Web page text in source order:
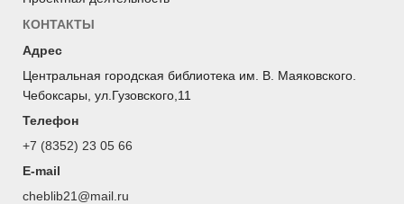
КОНТАКТЫ
Адрес
Центральная городская библиотека им. В. Маяковского.
Чебоксары, ул.Гузовского,11
Телефон
+7 (8352) 23 05 66
E-mail
cheblib21@mail.ru